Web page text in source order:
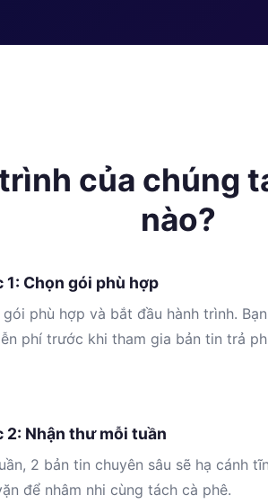
của chúng
nào?
1: Chọn gói phù hợp
gói phù hợp và bắt đầu hành trình.
phí trước khi tham gia bản tin trả
2: Nhận thư mỗi tuần
2 bản tin chuyên sâu sẽ hạ cánh
để nhâm nhi cùng tách cà phê.